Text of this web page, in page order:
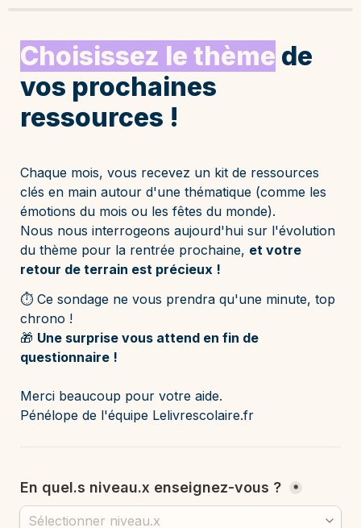
Choisissez le thème de
vos prochaines
ressources !
Chaque mois, vous recevez un kit de ressources
clés en main autour d'une thématique (comme les
émotions du mois ou les fêtes du monde).
Nous nous interrogeons aujourd'hui sur l'évolution
du thème pour la rentrée prochaine, et votre
retour de terrain est précieux !
⏱️ Ce sondage ne vous prendra qu'une minute, top
🎁 Une surprise vous attend en fin de
questionnaire !
Merci beaucoup pour votre aide.
Pénélope de l'équipe Lelivrescolaire.fr
En quel.s niveau.x enseignez-vous ? *